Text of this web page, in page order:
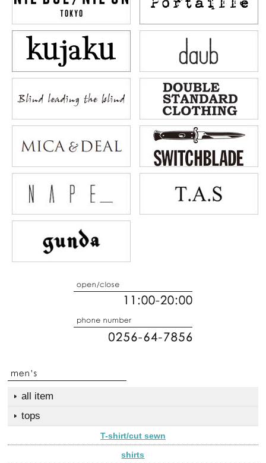
all item
tops
T-shirt/cut sewn
shirts